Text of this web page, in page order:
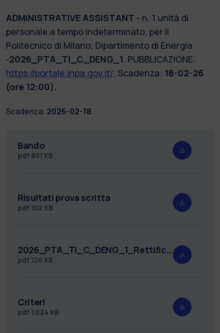
ADMINISTRATIVE ASSISTANT - n. 1 unità di
personale a tempo indeterminato, per il
Politecnico di Milano, Dipartimento di Energia
-2026_PTA_TI_C_DENG_1. PUBBLICAZIONE:
https://portale.inpa.gov.it/. Scadenza: 18-02-26
(ore 12:00).
Scadenza: 2026-02-18
Bando
pdf 801 KB
Risultati prova scritta
pdf 102 KB
2026_PTA_TI_C_DENG_1_Rettifica_Sede_Orale.pdf
pdf 126 KB
Criteri
pdf 1,024 KB